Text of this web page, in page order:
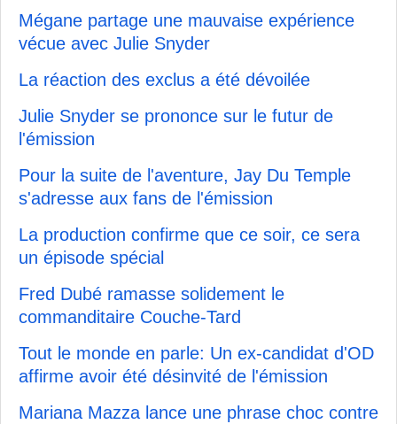
Mégane partage une mauvaise expérience
vécue avec Julie Snyder
La réaction des exclus a été dévoilée
Julie Snyder se prononce sur le futur de
l'émission
Pour la suite de l'aventure, Jay Du Temple
s'adresse aux fans de l'émission
La production confirme que ce soir, ce sera
un épisode spécial
Fred Dubé ramasse solidement le
commanditaire Couche-Tard
Tout le monde en parle: Un ex-candidat d'OD
affirme avoir été désinvité de l'émission
Mariana Mazza lance une phrase choc contre